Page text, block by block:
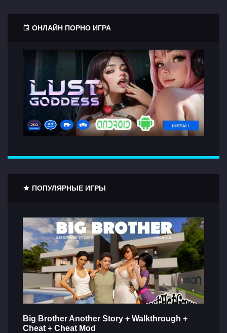
ОНЛАЙН ПОРНО ИГРА
ПОПУЛЯРНЫЕ ИГРЫ
Big Brother Another Story + Walkthrough +